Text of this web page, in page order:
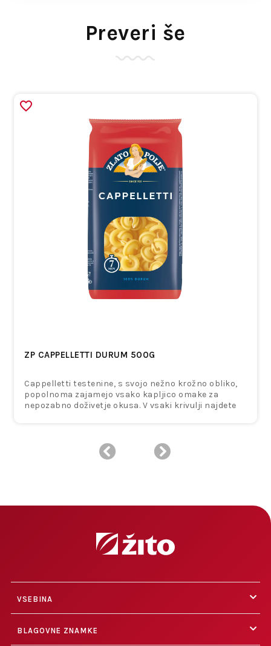
Preveri še
ZP CAPPELLETTI DURUM 500G
Cappelletti testenine, s svojo nežno krožno obliko,
popolnoma zajamejo vsako kapljico omake za
nepozabno doživetje okusa. V vsaki krivulji najdete
VSEBINA
BLAGOVNE ZNAMKE